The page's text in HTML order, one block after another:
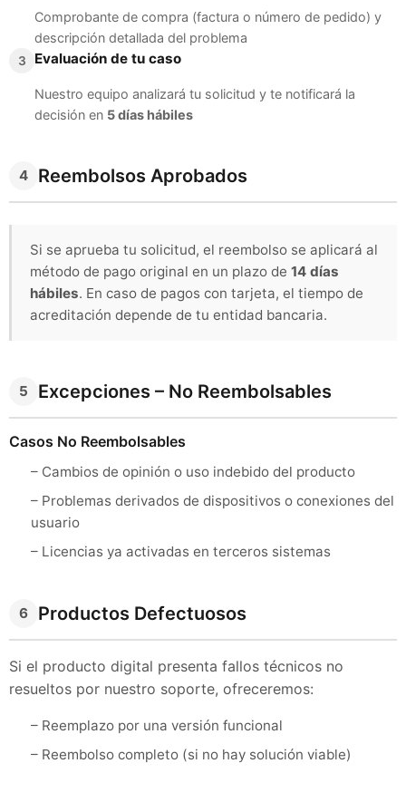
Comprobante de compra (factura o número de pedido) y
descripción detallada del problema
3 Evaluación de tu caso
Nuestro equipo analizará tu solicitud y te notificará la
decisión en 5 días hábiles
4 Reembolsos Aprobados
Si se aprueba tu solicitud, el reembolso se aplicará al
método de pago original en un plazo de 14 días
hábiles. En caso de pagos con tarjeta, el tiempo de
acreditación depende de tu entidad bancaria.
5 Excepciones – No Reembolsables
Casos No Reembolsables
– Cambios de opinión o uso indebido del producto
– Problemas derivados de dispositivos o conexiones del
usuario
– Licencias ya activadas en terceros sistemas
6 Productos Defectuosos
Si el producto digital presenta fallos técnicos no
resueltos por nuestro soporte, ofreceremos:
– Reemplazo por una versión funcional
– Reembolso completo (si no hay solución viable)